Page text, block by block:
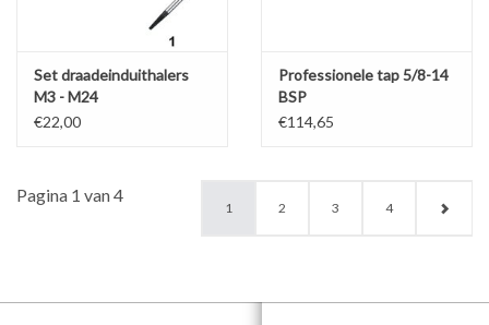
Set draadeinduithalers
M3 - M24
€22,00
Professionele tap 5/8-14
BSP
€114,65
Pagina 1 van 4
1 2 3 4